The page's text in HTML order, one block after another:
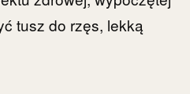
tusz do rzęs, lekką